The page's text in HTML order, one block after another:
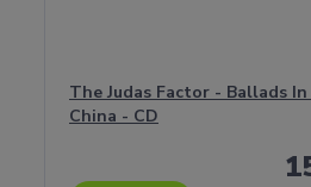
The Judas Factor - Ballads
China - CD